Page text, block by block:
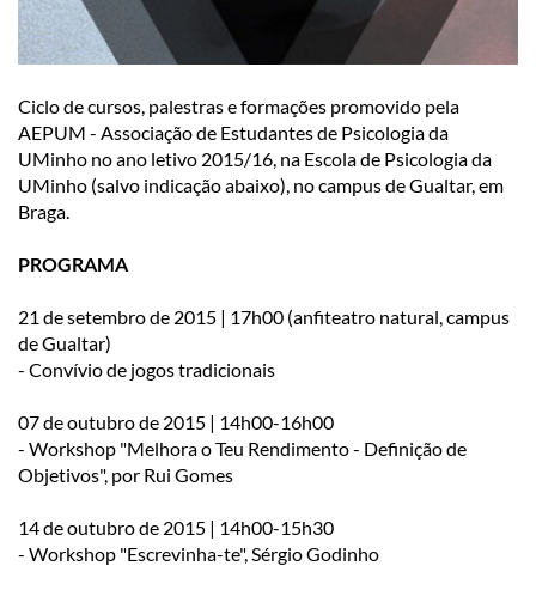
Ciclo de cursos, palestras e formações promovido pela
AEPUM - Associação de Estudantes de Psicologia da
UMinho no ano letivo 2015/16, na Escola de Psicologia da
UMinho (salvo indicação abaixo), no campus de Gualtar, em
Braga.
PROGRAMA
21 de setembro de 2015 | 17h00 (anfiteatro natural, campus
de Gualtar)
- Convívio de jogos tradicionais
07 de outubro de 2015 | 14h00-16h00
- Workshop "Melhora o Teu Rendimento - Definição de
Objetivos", por Rui Gomes
14 de outubro de 2015 | 14h00-15h30
- Workshop "Escrevinha-te", Sérgio Godinho